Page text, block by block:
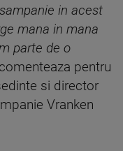
in acest
mana in mana
parte de o
pentru
si director
Vranken